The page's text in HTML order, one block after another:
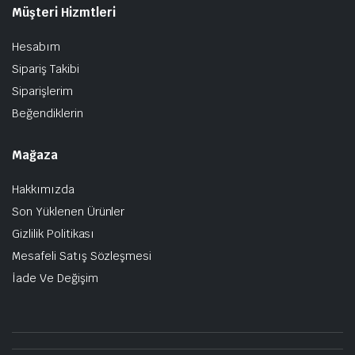
Müşteri Hizmtleri
Hesabım
Sipariş Takibi
Siparişlerim
Beğendiklerin
Mağaza
Hakkımızda
Son Yüklenen Ürünler
Gizlilik Politikası
Mesafeli Satış Sözleşmesi
İade Ve Değişim